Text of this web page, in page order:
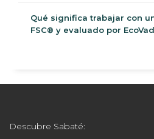
Qué significa trabajar con
FSC® y evaluado por
Descubre Sabaté: